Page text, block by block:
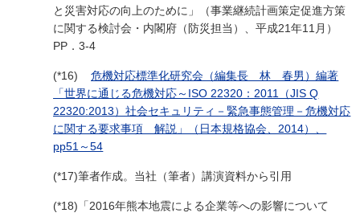
と災害対応の向上のために」（事業継続計画策定促進方策
に関する検討会・内閣府（防災担当）、平成21年11月）
PP．3-4
(*16)
危機対応標準化研究会（編集長 林 春男）編著
「世界に通じる危機対応～ISO 22320：2011（JIS Q
22320:2013）社会セキュリティ－緊急事態管理－危機対応
に関する要求事項 解説」（日本規格協会、2014）、
pp51～54
(*17)筆者作成。当社（筆者）講演資料から引用
(*18)「2016年熊本地震による企業等への影響について